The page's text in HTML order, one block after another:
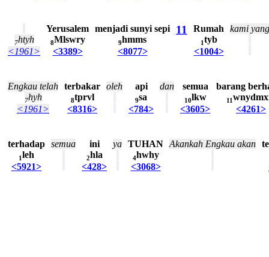
7htyh
<1961>
Yerusalem
8Mlswry
<3389>
menjadi sunyi sepi
9hmms
<8077>
11 Rumah
1tyb
<1004>
kami yang
Engkau telah
7hyh
<1961>
terbakar
8tprvl
<8316>
oleh api
9sa
<784>
dan semua
10lkw
<3605>
barang
11
<4261>
terhadap
1leh
<5921>
semua ini
2hla
<428>
ya TUHAN
4hwhy
<3068>
Akankah Engkau akan